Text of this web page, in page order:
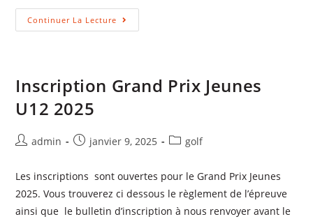
Continuer La Lecture
Inscription Grand Prix Jeunes
U12 2025
admin janvier 9, 2025 golf
Les inscriptions sont ouvertes pour le Grand Prix Jeunes
2025. Vous trouverez ci dessous le règlement de l’épreuve
ainsi que le bulletin d’inscription à nous renvoyer avant le